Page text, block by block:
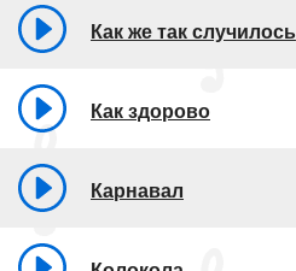
Как же так случилось
Как здорово
Карнавал